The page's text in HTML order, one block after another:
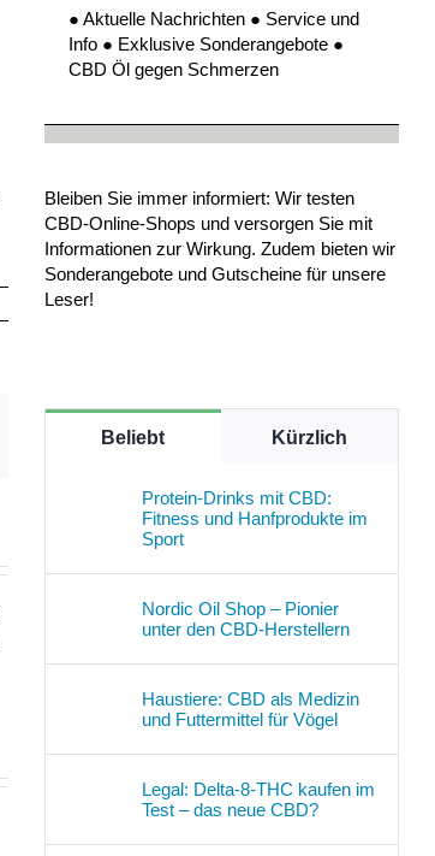
● Aktuelle Nachrichten ● Service und
Info ● Exklusive Sonderangebote ●
CBD Öl gegen Schmerzen
Bleiben Sie immer informiert: Wir testen
CBD-Online-Shops und versorgen Sie mit
Informationen zur Wirkung. Zudem bieten wir
Sonderangebote und Gutscheine für unsere
Leser!
Beliebt Kürzlich
Protein-Drinks mit CBD:
Fitness und Hanfprodukte im
Sport
Nordic Oil Shop – Pionier
unter den CBD-Herstellern
Haustiere: CBD als Medizin
und Futtermittel für Vögel
Legal: Delta-8-THC kaufen im
Test – das neue CBD?